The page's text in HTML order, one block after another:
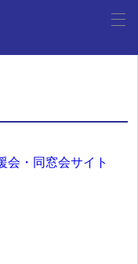
会・同窓会サイト